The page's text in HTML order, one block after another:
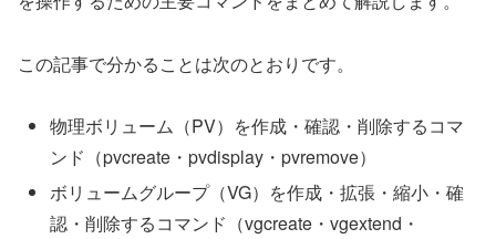
この記事で分かることは次のとおりです。
物理ボリューム（PV）を作成・確認・削除するコマ
ンド（pvcreate・pvdisplay・pvremove）
ボリュームグループ（VG）を作成・拡張・縮小・確
認・削除するコマンド（vgcreate・vgextend・